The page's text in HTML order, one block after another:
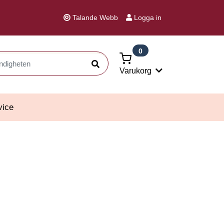
Talande Webb Logga in
Sök
Varukorg
0